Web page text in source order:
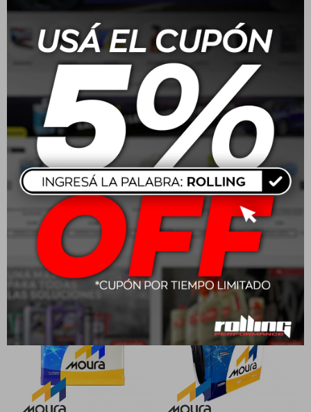
Batería Moura 165 Amp
100A/H - ME100HA
positivo medio
13.160
Batería Moura 70/75
Amp 48A/H - M48FD
positivo derecho
6.160